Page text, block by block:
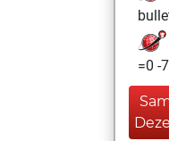
=0 -